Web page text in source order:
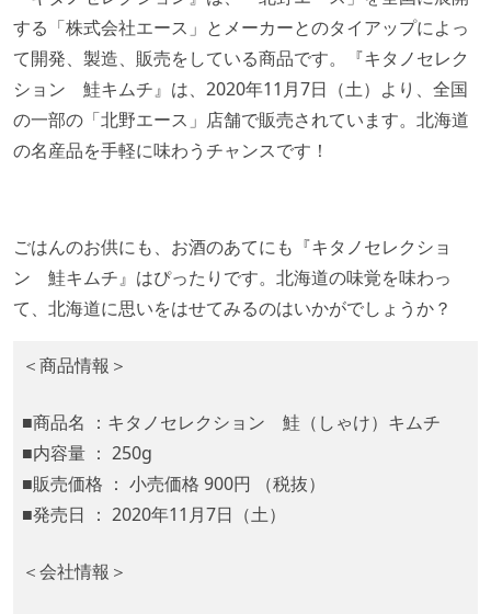
する「株式会社エース」とメーカーとのタイアップによっ
て開発、製造、販売をしている商品です。『キタノセレク
ション 鮭キムチ』は、2020年11月7日（土）より、全国
の一部の「北野エース」店舗で販売されています。北海道
の名産品を手軽に味わうチャンスです！
ごはんのお供にも、お酒のあてにも『キタノセレクショ
ン 鮭キムチ』はぴったりです。北海道の味覚を味わっ
て、北海道に思いをはせてみるのはいかがでしょうか？
＜商品情報＞
■商品名 ：キタノセレクション 鮭（しゃけ）キムチ
■内容量 ： 250g
■販売価格 ： 小売価格 900円 （税抜）
■発売日 ： 2020年11月7日（土）
＜会社情報＞